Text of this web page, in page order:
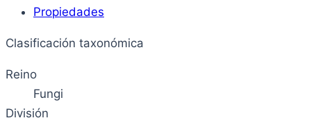
Propiedades
Clasificación taxonómica
Reino
Fungi
División